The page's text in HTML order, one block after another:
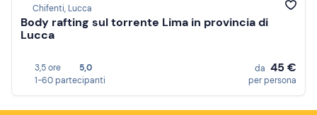
Chifenti, Lucca
Body rafting sul torrente Lima in provincia di
Lucca
3,5 ore
5,0
1-60 partecipanti
da 45 €
per persona